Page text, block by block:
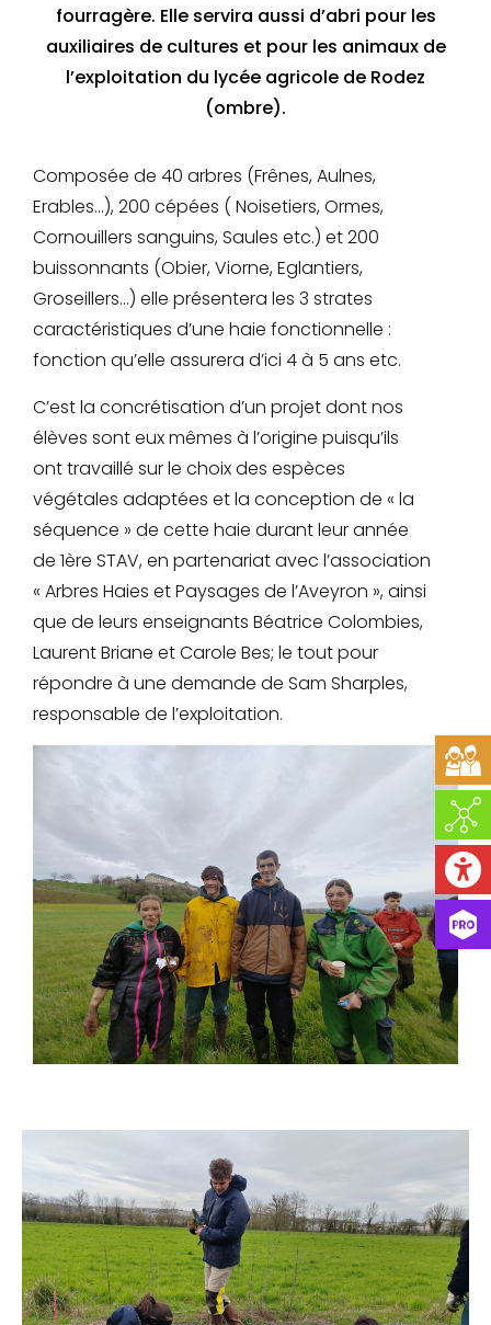
fourragère. Elle servira aussi d’abri pour les
auxiliaires de cultures et pour les animaux de
l’exploitation du lycée agricole de Rodez
(ombre).
Composée de 40 arbres (Frênes, Aulnes,
Erables…), 200 cépées ( Noisetiers, Ormes,
Cornouillers sanguins, Saules etc.) et 200
buissonnants (Obier, Viorne, Eglantiers,
Groseillers…) elle présentera les 3 strates
caractéristiques d’une haie fonctionnelle :
fonction qu’elle assurera d’ici 4 à 5 ans etc.
C’est la concrétisation d’un projet dont nos
élèves sont eux mêmes à l’origine puisqu’ils
ont travaillé sur le choix des espèces
végétales adaptées et la conception de « la
séquence » de cette haie durant leur année
de 1ère STAV, en partenariat avec l’association
« Arbres Haies et Paysages de l’Aveyron », ainsi
que de leurs enseignants Béatrice Colombies,
Laurent Briane et Carole Bes; le tout pour
répondre à une demande de Sam Sharples,
responsable de l’exploitation.